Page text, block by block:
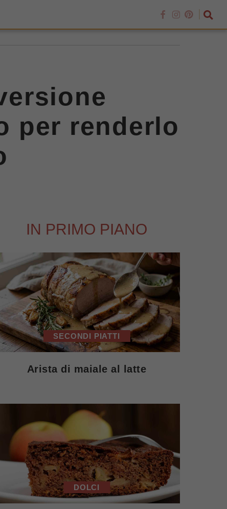
per renderlo
IN PRIMO PIANO
SECONDI PIATTI
Arista di maiale al latte
DOLCI